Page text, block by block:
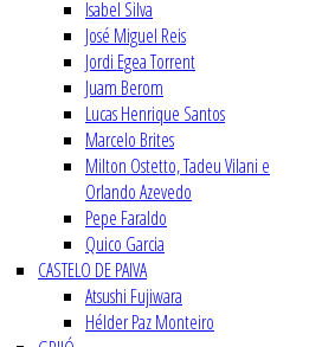
Isabel Silva
José Miguel Reis
Jordi Egea Torrent
Juam Berom
Lucas Henrique Santos
Marcelo Brites
Milton Ostetto, Tadeu Vilani e
Orlando Azevedo
Pepe Faraldo
Quico Garcia
CASTELO DE PAIVA
Atsushi Fujiwara
Hélder Paz Monteiro